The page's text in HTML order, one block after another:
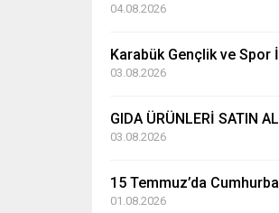
04.08.2026
Karabük Gençlik ve Spor
03.08.2026
GIDA ÜRÜNLERİ SATIN
03.08.2026
15 Temmuz’da
01.08.2026